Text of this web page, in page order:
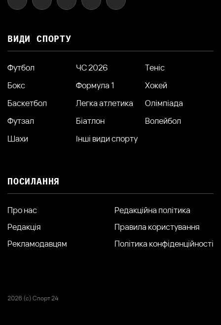
ВИДИ СПОРТУ
Футбол ЧС 2026
Теніс
Бокс
Формула 1
Хокей
Баскетбол
Легка атлетика
Олімпіада
Футзал
Біатлон
Волейбол
Шахи
Інші види спорту
ПОСИЛАННЯ
Про нас
Редакція
Рекламодавцям
Редакційна політика
Правила користування
Політика конфіденційності
2026 (с) Спорт 24